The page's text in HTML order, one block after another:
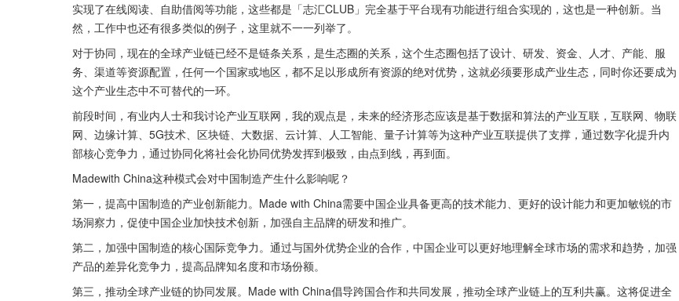
实现了在线阅读、自助借阅等功能，这些都是「志汇CLUB」完全基于平台现有功能进行组合实现的，这也是一种创新。当
然，工作中也还有很多类似的例子，这里就不一一列举了。
对于协同，现在的全球产业链已经不是链条关系，是生态圈的关系，这个生态圈包括了设计、研发、资金、人才、产能、服
务、渠道等资源配置，任何一个国家或地区，都不足以形成所有资源的绝对优势，这就必须要形成产业生态，同时你还要成为
这个产业生态中不可替代的一环。
前段时间，有业内人士和我讨论产业互联网，我的观点是，未来的经济形态应该是基于数据和算法的产业互联，互联网、物联
网、边缘计算、5G技术、区块链、大数据、云计算、人工智能、量子计算等为这种产业互联提供了支撑，通过数字化提升内
部核心竞争力，通过协同化将社会化协同优势发挥到极致，由点到线，再到面。
Madewith China这种模式会对中国制造产生什么影响呢？
第一，提高中国制造的产业创新能力。Made with China需要中国企业具备更高的技术能力、更好的设计能力和更加敏锐的市
场洞察力，促使中国企业加快技术创新，加强自主品牌的研发和推广。
第二，加强中国制造的核心国际竞争力。通过与国外优势企业的合作，中国企业可以更好地理解全球市场的需求和趋势，加强
产品的差异化竞争力，提高品牌知名度和市场份额。
第三，推动全球产业链的协同发展。Made with China倡导跨国合作和共同发展，推动全球产业链上的互利共赢。这将促进全